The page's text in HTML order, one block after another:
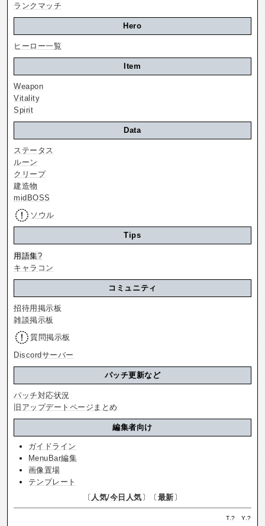
ランクマッチ
Hero
ヒーロー一覧
Item
Weapon
Vitality
Spirit
Data
ステータス
ルーン
クリープ
建造物
midBOSS
ソウル
Tips
用語集?
キャラコン
コミュニティ
招待用掲示板
雑談掲示板
質問掲示板
Discordサーバー
パッチ更新など
パッチ対応状況
旧アップデートページまとめ
編集者向け
ガイドライン
MenuBar編集
画像置場
テンプレート
〔 人気/今日人気 〕〔 最新 〕
T.? Y.?